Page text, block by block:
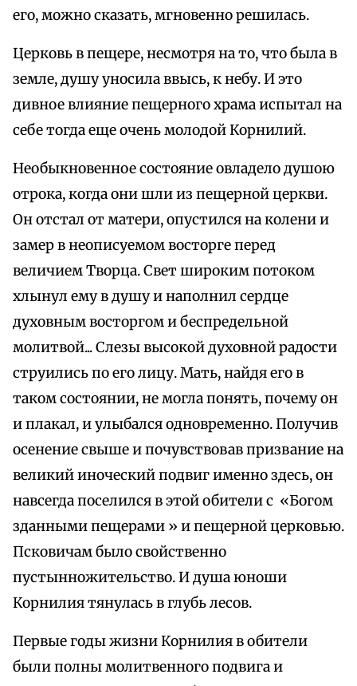
его, можно сказать, мгновенно решилась.
Церковь в пещере, несмотря на то, что была в
земле, душу уносила ввысь, к небу. И это
дивное влияние пещерного храма испытал на
себе тогда еще очень молодой Корнилий.
Необыкновенное состояние овладело душою
отрока, когда они шли из пещерной церкви.
Он отстал от матери, опустился на колени и
замер в неописуемом восторге перед
величием Творца. Свет широким потоком
хлынул ему в душу и наполнил сердце
духовным восторгом и беспредельной
молитвой... Слезы высокой духовной радости
струились по его лицу. Мать, найдя его в
таком состоянии, не могла понять, почему он
и плакал, и улыбался одновременно. Получив
осенение свыше и почувствовав призвание на
великий иноческий подвиг именно здесь, он
навсегда поселился в этой обители с «Богом
зданными пещерами » и пещерной церковью.
Псковичам было свойственно
пустынножительство. И душа юноши
Корнилия тянулась в глубь лесов.
Первые годы жизни Корнилия в обители
были полны молитвенного подвига и